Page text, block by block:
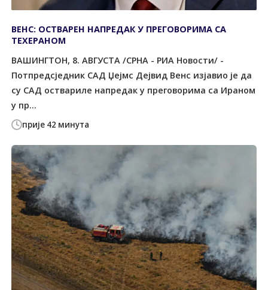
прије 42 минута
ВЕНС: ОСТВАРЕН НАПРЕДАК У ПРЕГОВОРИМА СА
ТЕХЕРАНОМ
ВАШИНГТОН, 8. АВГУСТА /СРНА - РИА Новости/ -
Потпредсједник САД Џејмс Дејвид Венс изјавио је да
су САД оствариле напредак у преговорима са Ираном
у пр...